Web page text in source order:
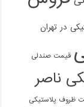
در تهران
قیمت صندلی
ناصر
ظروف پلاستیکی